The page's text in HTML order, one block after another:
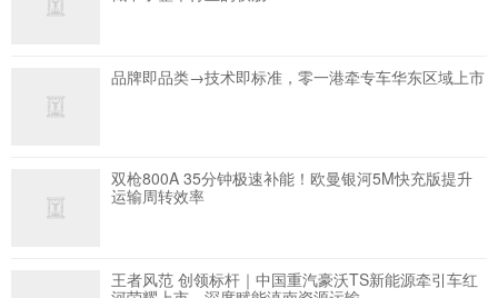
品牌即品类→技术即标准，零一港牵专车华东区域上市
双枪800A 35分钟极速补能！欧曼银河5M快充版提升
运输周转效率
王者风范 创领标杆｜中国重汽豪沃TS新能源牵引车红